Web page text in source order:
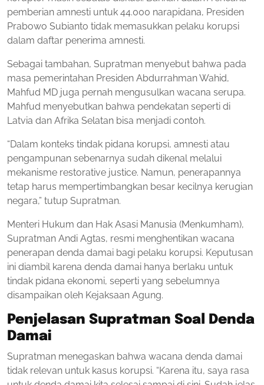
pemberian amnesti untuk 44.000 narapidana, Presiden
Prabowo Subianto tidak memasukkan pelaku korupsi
dalam daftar penerima amnesti.
Sebagai tambahan, Supratman menyebut bahwa pada
masa pemerintahan Presiden Abdurrahman Wahid,
Mahfud MD juga pernah mengusulkan wacana serupa.
Mahfud menyebutkan bahwa pendekatan seperti di
Latvia dan Afrika Selatan bisa menjadi contoh.
“Dalam konteks tindak pidana korupsi, amnesti atau
pengampunan sebenarnya sudah dikenal melalui
mekanisme restorative justice. Namun, penerapannya
tetap harus mempertimbangkan besar kecilnya kerugian
negara,” tutup Supratman.
Menteri Hukum dan Hak Asasi Manusia (Menkumham),
Supratman Andi Agtas, resmi menghentikan wacana
penerapan denda damai bagi pelaku korupsi. Keputusan
ini diambil karena denda damai hanya berlaku untuk
tindak pidana ekonomi, seperti yang sebelumnya
disampaikan oleh Kejaksaan Agung.
Penjelasan Supratman Soal Denda
Damai
Supratman menegaskan bahwa wacana denda damai
tidak relevan untuk kasus korupsi. “Karena itu, saya rasa